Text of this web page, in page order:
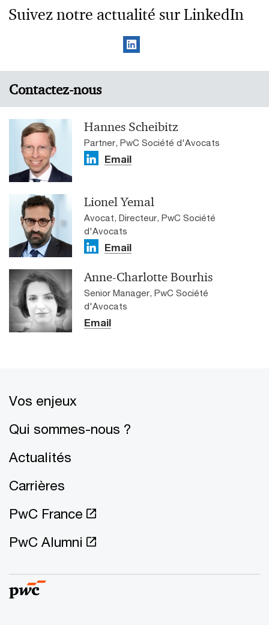
Suivez notre actualité sur LinkedIn
Contactez-nous
Hannes Scheibitz
Partner, PwC Société d'Avocats
Email
Lionel Yemal
Avocat, Directeur, PwC Société
d'Avocats
Email
Anne-Charlotte Bourhis
Senior Manager, PwC Société
d'Avocats
Email
Vos enjeux
Qui sommes-nous ?
Actualités
Carrières
PwC France
PwC Alumni